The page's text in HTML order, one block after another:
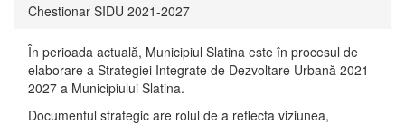
Chestionar SIDU 2021-2027
În perioada actuală, Municipiul Slatina este în procesul de
elaborare a Strategiei Integrate de Dezvoltare Urbană 2021‐
2027 a Municipiului Slatina.
Documentul strategic are rolul de a reflecta viziunea,